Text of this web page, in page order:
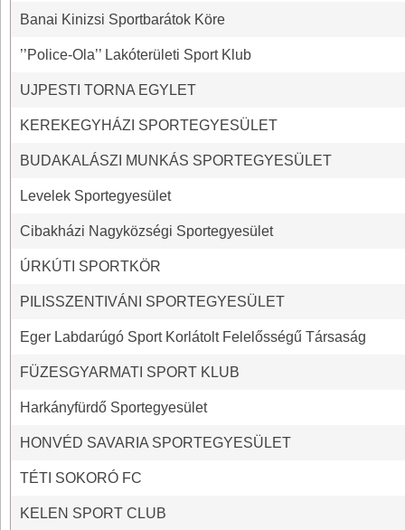
Banai Kinizsi Sportbarátok Köre
’’Police-Ola’’ Lakóterületi Sport Klub
UJPESTI TORNA EGYLET
KEREKEGYHÁZI SPORTEGYESÜLET
BUDAKALÁSZI MUNKÁS SPORTEGYESÜLET
Levelek Sportegyesület
Cibakházi Nagyközségi Sportegyesület
ÚRKÚTI SPORTKÖR
PILISSZENTIVÁNI SPORTEGYESÜLET
Eger Labdarúgó Sport Korlátolt Felelősségű Társaság
FÜZESGYARMATI SPORT KLUB
Harkányfürdő Sportegyesület
HONVÉD SAVARIA SPORTEGYESÜLET
TÉTI SOKORÓ FC
KELEN SPORT CLUB